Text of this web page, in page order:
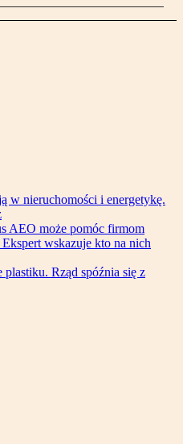
w nieruchomości i energetykę.
AEO może pomóc firmom
wskazuje kto na nich
Rząd spóźnia się z